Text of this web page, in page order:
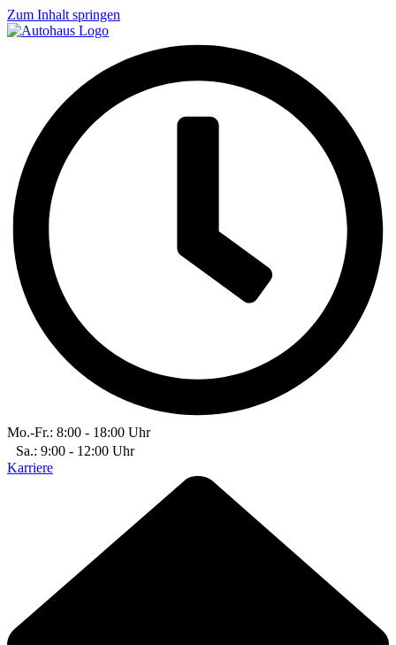
Zum Inhalt springen
Mo.-Fr.: 8:00 - 18:00 Uhr
Sa.: 9:00 - 12:00 Uhr
Karriere